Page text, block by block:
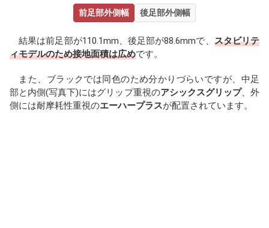
前足部外側幅 後足部外側幅
結果は前足部が110.1mm、後足部が88.6mmで、 スタビリテ
ィモデルのため接地面積は広めです。
また、ブラックでは同色のため分かりづらいですが、中足
部と内側(写真下)にはグリップ重視のアシックスグリップ、外
側には耐摩耗性重視のエーハープラスが配置されています。